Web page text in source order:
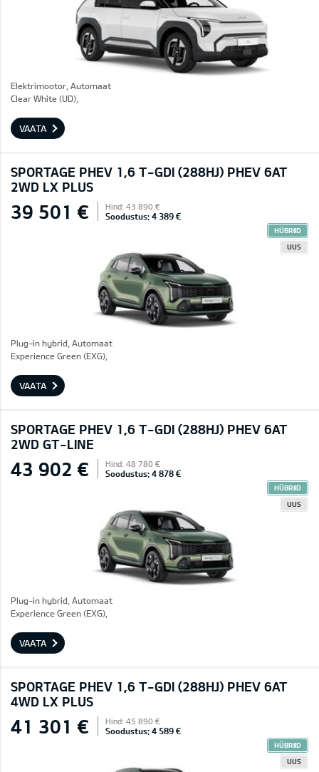
Elektrimootor, Automaat
Clear White (UD),
VAATA
SPORTAGE PHEV 1,6 T-GDI (288HJ) PHEV 6AT
2WD LX PLUS
39 501 € Hind: 43 890 €
Soodustus: 4 389 €
HÜBRIID
UUS
Plug-in hybrid, Automaat
Experience Green (EXG),
VAATA
SPORTAGE PHEV 1,6 T-GDI (288HJ) PHEV 6AT
2WD GT-LINE
43 902 € Hind: 48 780 €
Soodustus: 4 878 €
HÜBRIID
UUS
Plug-in hybrid, Automaat
Experience Green (EXG),
VAATA
SPORTAGE PHEV 1,6 T-GDI (288HJ) PHEV 6AT
4WD LX PLUS
41 301 € Hind: 45 890 €
Soodustus: 4 589 €
HÜBRIID
UUS